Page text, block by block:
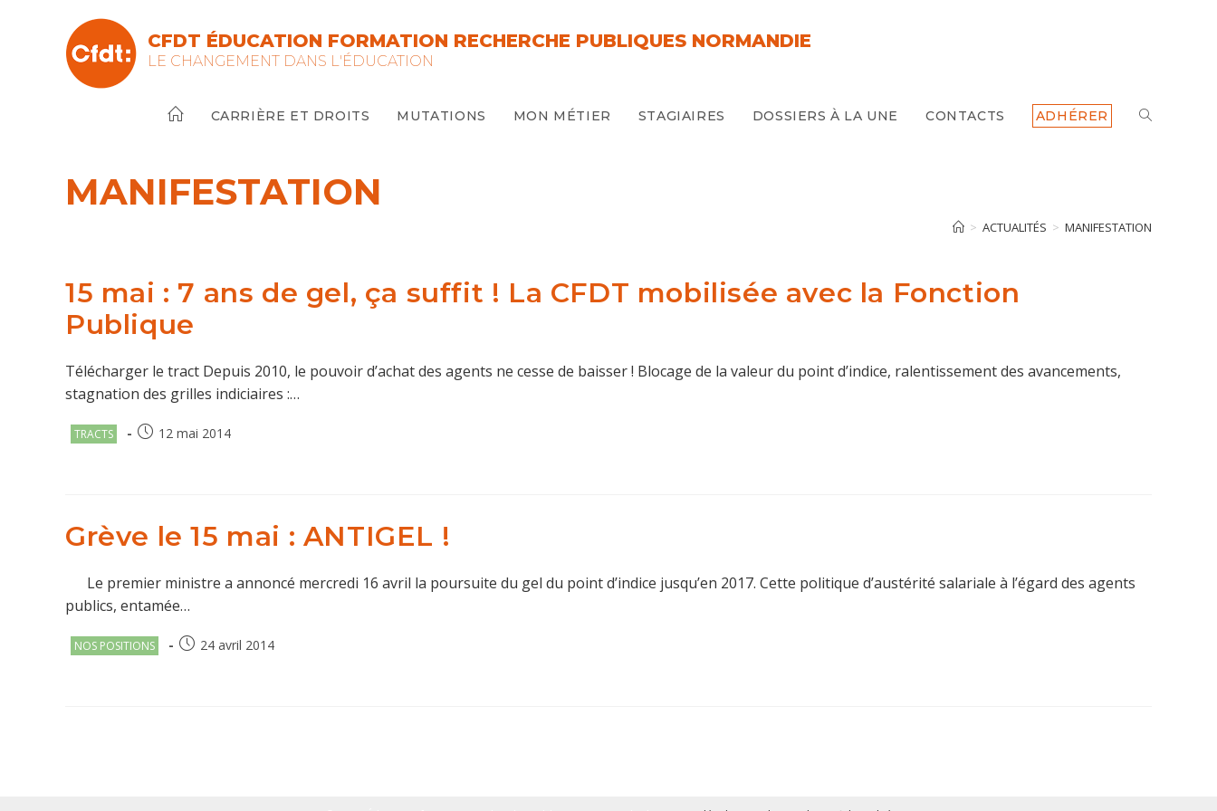
CFDT ÉDUCATION FORMATION RECHERCHE PUBLIQUES NORMANDIE
LE CHANGEMENT DANS L'ÉDUCATION
CARRIÈRE ET DROITS MUTATIONS MON MÉTIER STAGIAIRES DOSSIERS À LA UNE CONTACTS ADHÉRER TOGGLE
SEARCH
MANIFESTATION
> ACTUALITÉS > MANIFESTATION
15 mai : 7 ans de gel, ça suffit ! La CFDT mobilisée avec la Fonction
Publique
Télécharger le tract Depuis 2010, le pouvoir d’achat des agents ne cesse de baisser ! Blocage de la valeur du point d’indice, ralentissement des avancements,
stagnation des grilles indiciaires :…
Post
TRACTS
Publication
12 mai 2014
Grève le 15 mai : ANTIGEL !
Le premier ministre a annoncé mercredi 16 avril la poursuite du gel du point d’indice jusqu’en 2017. Cette politique d’austérité salariale à l’égard des agents
publics, entamée…
Post
NOS POSITIONS
Publication
24 avril 2014